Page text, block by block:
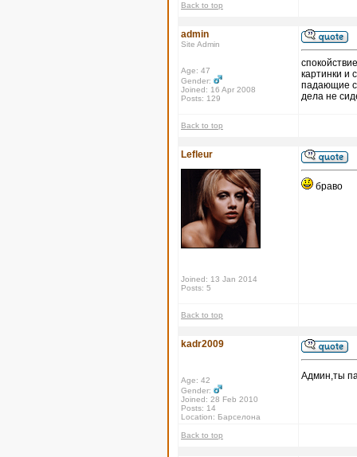
Back to top
admin
Site Admin
Age: 47
Gender:
Joined: 16 Apr 2008
Posts: 129
картинки и
падающие
дела не
Back to top
Lefleur
Joined: 13 Jan 2014
Posts: 5
браво
Back to top
kadr2009
Age: 42
Gender:
Joined: 28 Feb 2010
Posts: 14
Location: Барселона
Админ,ты
Back to top